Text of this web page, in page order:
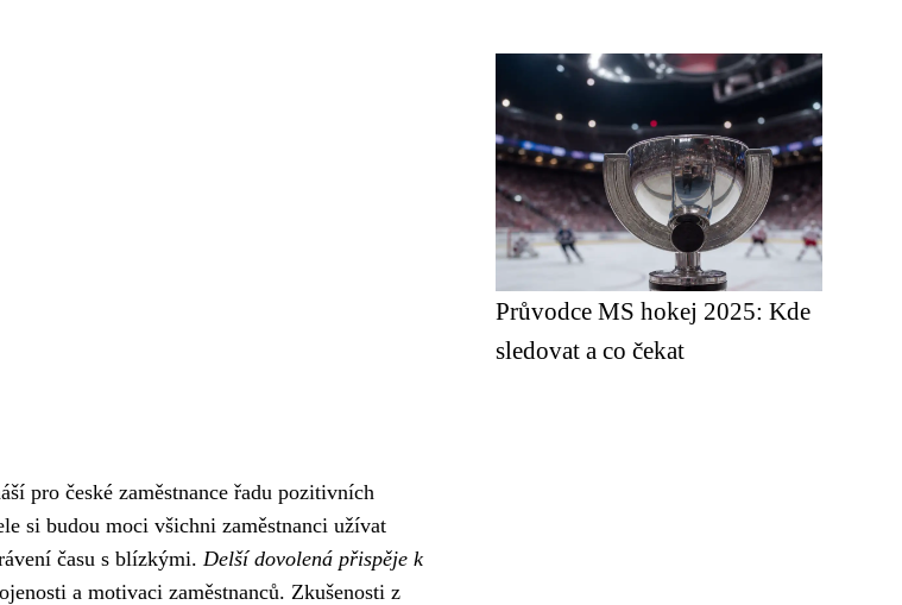
pro české zaměstnance řadu pozitivních
si budou moci všichni zaměstnanci užívat
času s blízkými. Delší dovolená přispěje k
a motivaci zaměstnanců. Zkušenosti z
Průvodce MS hokej 2025: Kde
sledovat a co čekat